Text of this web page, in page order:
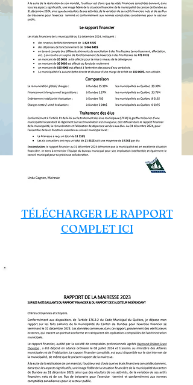
TÉLÉCHARGER LE RAPPORT
COMPLET ICI